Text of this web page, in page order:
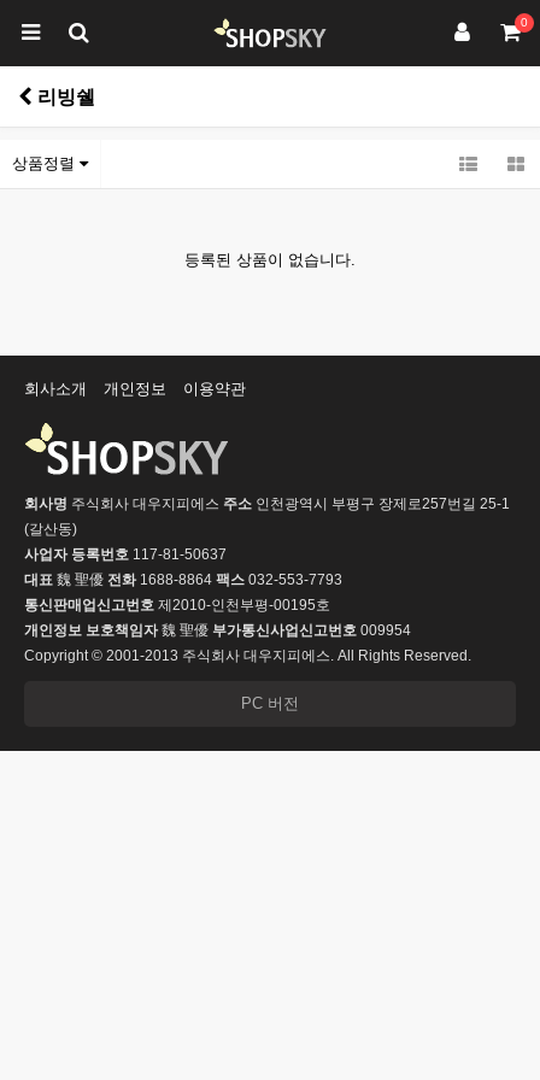
0
리빙쉘
상품정렬
등록된 상품이 없습니다.
회사소개 개인정보 이용약관
회사명 주식회사 대우지피에스 주소 인천광역시 부평구 장제로257번길 25-1
(갈산동)
사업자 등록번호 117-81-50637
대표 魏 聖優 전화1688-8864 팩스 032-553-7793
통신판매업신고번호 제2010-인천부평-00195호
개인정보 보호책임자魏 聖優 부가통신사업신고번호 009954
Copyright © 2001-2013 주식회사 대우지피에스. All Rights Reserved.
PC 버전